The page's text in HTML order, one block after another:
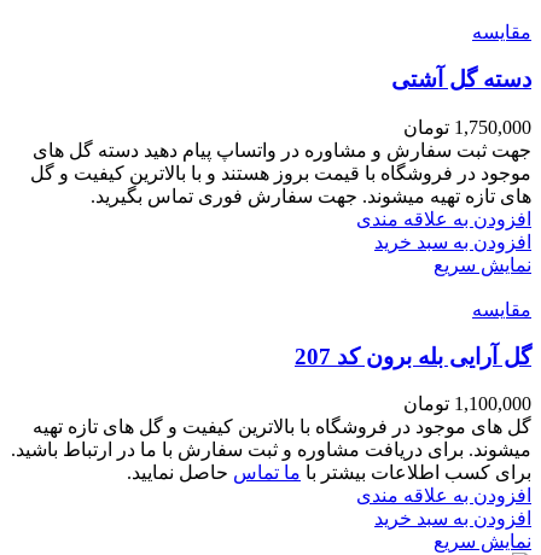
مقايسه
دسته گل آشتی
1,750,000 تومان
جهت ثبت سفارش و مشاوره در واتساپ پیام دهید دسته گل های
موجود در فروشگاه با قیمت بروز هستند و با بالاترین کیفیت و گل
های تازه تهیه میشوند. جهت سفارش فوری تماس بگیرید.
افزودن به علاقه مندی
افزودن به سبد خرید
نمایش سریع
مقايسه
گل آرایی بله برون کد 207
1,100,000 تومان
گل های موجود در فروشگاه با بالاترین کیفیت و گل های تازه تهیه
میشوند. برای دریافت مشاوره و ثبت سفارش با ما در ارتباط باشید.
برای کسب اطلاعات بیشتر با ما تماس حاصل نمایید.
افزودن به علاقه مندی
افزودن به سبد خرید
نمایش سریع